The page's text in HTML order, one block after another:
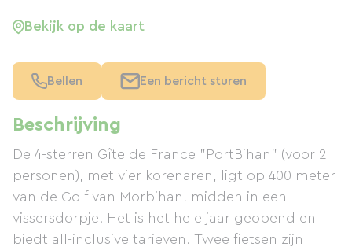
Beschrijving
De 4-sterren Gîte de France "PortBihan" (voor 2
personen), met vier korenaren, ligt op 400 meter
van de Golf van Morbihan, midden in een
vissersdorpje. Het is het hele jaar geopend en
biedt all-inclusive tarieven. Twee fietsen zijn
Bekijk op de kaart
Bellen Een bericht sturen